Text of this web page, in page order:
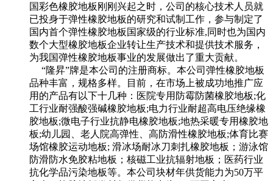
国彩色橡胶地板刚刚兴起之时，公司的核心技术人员就
已投身于弹性橡胶地板的研究和试制工作，参与制定了
国内首个弹性橡胶地板国家级的行业标准,同时也为国内
数个大型橡胶地板企业转让生产技术和提供技术服务，
为我国弹性橡胶地板事业的发展做出了重大贡献。
“隆昇”牌是本公司的注册商标。本公司弹性橡胶地板
品种丰富，规格多样。目前，在市场上被成功地推广应
用的产品有以下十几种：医院专用防霉防菌橡胶地板;化
工行业耐强酸强碱橡胶地板;电力行业耐超高电压绝缘橡
胶地板;微电子行业抗静电橡胶地板;地热采暖专用橡胶地
板;幼儿园、老人院高弹性、高防滑性橡胶地板;体育比赛
场馆橡胶运动地板; 滑冰场耐冰刀刺扎橡胶地板；游泳馆
防滑防水免胶粘地板；核磁工业抗辐射地板；医药行业
抗化学品污染地板等。本公司块材年供货能力为50万平